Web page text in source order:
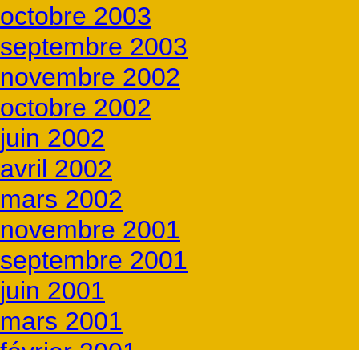
octobre 2003
septembre 2003
novembre 2002
octobre 2002
juin 2002
avril 2002
mars 2002
novembre 2001
septembre 2001
juin 2001
mars 2001